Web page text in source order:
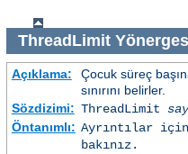
ThreadLimit
Açıklama:
Çocuk süreç
sınırını belirler.
Sözdizimi: ThreadLimit
Öntanımlı: Ayrıntılar için
bakınız.